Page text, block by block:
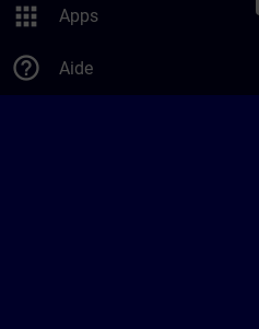
apps Apps
help_outline Aide